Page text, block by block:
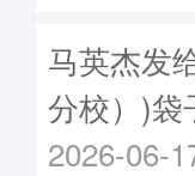
马英杰发
分校）)袋
2026-06-